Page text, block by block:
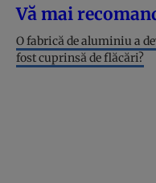
Vă mai
O fabrică de aluminiu a
fost cuprinsă de flăcări?